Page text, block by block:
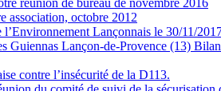
réunion de bureau de novembre 2016
association, octobre 2012
Lançonnais le 30/11/
Guiennas Lançon-de-Provence (13)
contre l’insécurité de la D113.